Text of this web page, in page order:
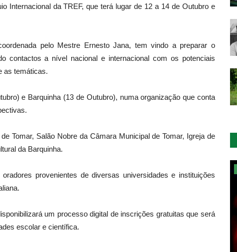
Internacional da TREF, que terá lugar de 12 a 14 de Outubro e
pelo Mestre Ernesto Jana, tem vindo a preparar o
contactos a nível nacional e internacional com os potenciais
as temáticas.
e Barquinha (13 de Outubro), numa organização que conta
Tomar, Salão Nobre da Câmara Municipal de Tomar, Igreja de
da Barquinha.
provenientes de diversas universidades e instituições
um processo digital de inscrições gratuitas que será
escolar e científica.